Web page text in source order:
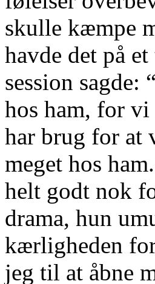
skulle kæmpe
havde det på
session sagde:
hos ham, for vi
har brug for at
meget hos
helt godt nok
drama, hun
kærligheden
jeg til at åbne